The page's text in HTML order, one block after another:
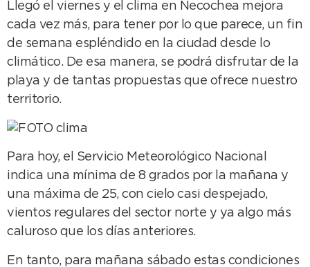
Llegó el viernes y el clima en Necochea mejora
cada vez más, para tener por lo que parece, un fin
de semana espléndido en la ciudad desde lo
climático. De esa manera, se podrá disfrutar de la
playa y de tantas propuestas que ofrece nuestro
territorio.
Para hoy, el Servicio Meteorológico Nacional
indica una mínima de 8 grados por la mañana y
una máxima de 25, con cielo casi despejado,
vientos regulares del sector norte y ya algo más
caluroso que los días anteriores.
En tanto, para mañana sábado estas condiciones